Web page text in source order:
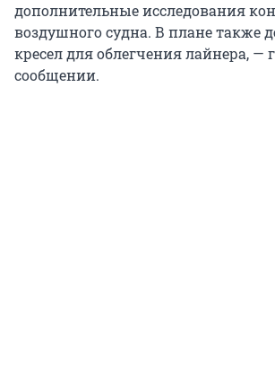
дополнительные исследования
воздушного судна. В плане также
кресел для облегчения лайнера, —
сообщении.